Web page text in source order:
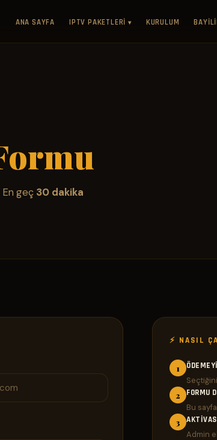
ANA SAYFA IPTV PAKETLERI ▾ KURULUM
En geç 30 dakika
⚡ NASIL
1
2
FORMU
Bu
3
Admin